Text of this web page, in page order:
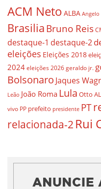
ACM Neto ALBA Angelo
BrasiliaBruno Reis
destaque-1 destaque-2
eleições Eleições 2018
2024 eleições 2026 geraldo jr.
Bolsonaro Jaques
Leão João Roma Lula Otto
vivo PP prefeito presidente PT
relacionada-2 Rui